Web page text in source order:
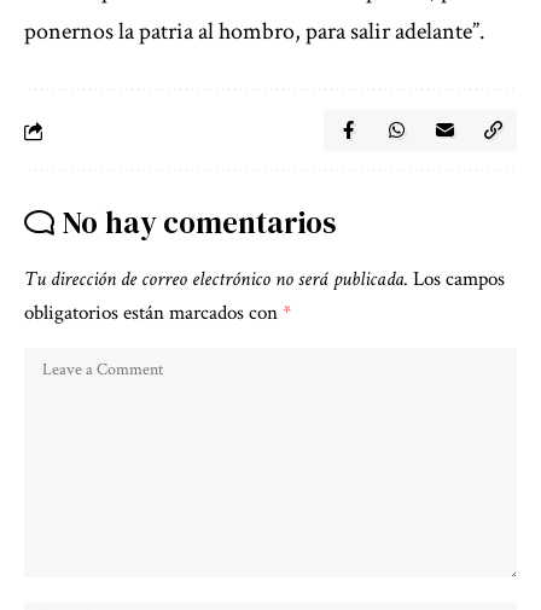
ponernos la patria al hombro, para salir adelante”.
No hay comentarios
Tu dirección de correo electrónico no será publicada. Los campos
obligatorios están marcados con*